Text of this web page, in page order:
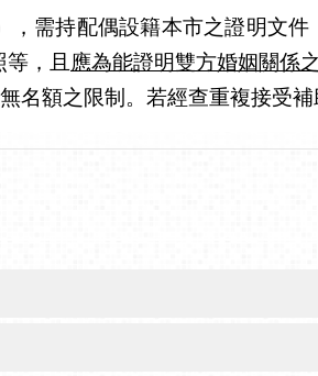
，需持配偶設籍本市之證明文
，且 應為能證明雙方婚姻關係
名額之限制。若經查重複接受補